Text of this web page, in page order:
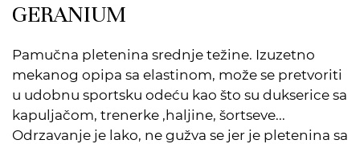
GERANIUM
Pamučna pletenina srednje težine. Izuzetno
mekanog opipa sa elastinom, može se pretvoriti
u udobnu sportsku odeću kao što su dukserice sa
kapuljačom, trenerke ,haljine, šortseve...
Odrzavanje je lako, ne gužva se jer je pletenina sa